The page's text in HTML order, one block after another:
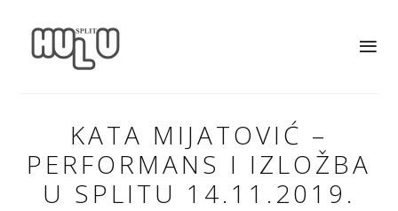
KATA MIJATOVIĆ –
PERFORMANS I IZLOŽBA
U SPLITU 14.11.2019.